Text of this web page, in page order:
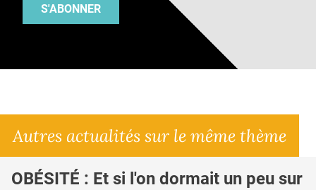
S'ABONNER
Autres actualités sur le même thème
OBÉSITÉ : Et si l'on dormait un peu sur